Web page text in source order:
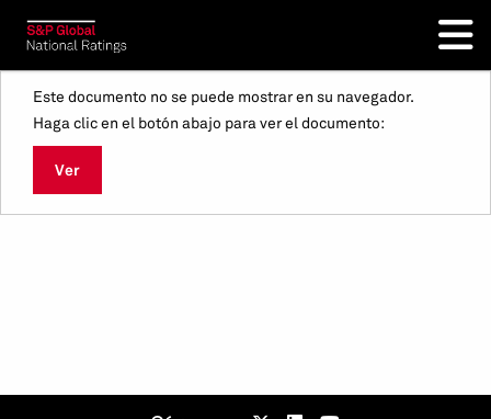
Este documento no se puede mostrar en su navegador.
Haga clic en el botón abajo para ver el documento:
Ver